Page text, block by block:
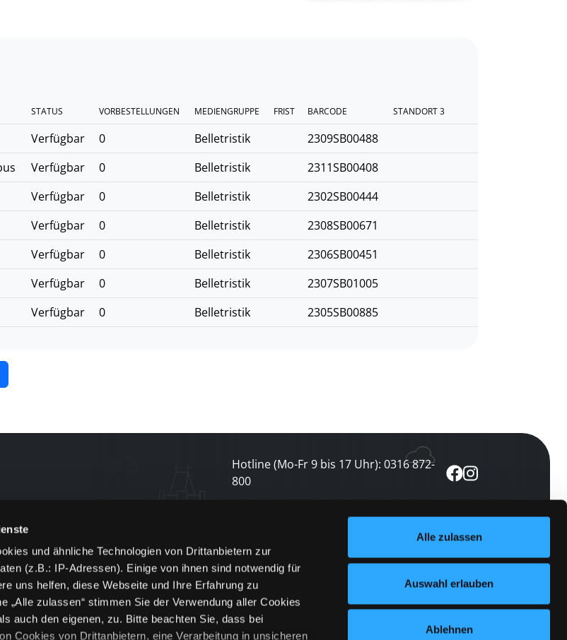
und ähnliche Technologien von Drittanbietern zur
(z.B.: IP-Adressen). Einige von ihnen sind notwendig für
uns helfen, diese Webseite und Ihre Erfahrung zu
„Alle zulassen“ stimmen Sie der Verwendung aller Cookies
auch den eigenen, zu. Bitte beachten Sie, dass bei
Cookies von Drittanbietern, eine Verarbeitung in unsicheren
Alle zulassen
Auswahl erlauben
Ablehnen
STATUS VORBESTELLUNGEN MEDIENGRUPPE FRIST BARCODE STANDORT 3
Verfügbar 0 Belletristik
2309SB00488
Verfügbar 0 Belletristik
2311SB00408
Verfügbar 0 Belletristik
2302SB00444
Verfügbar 0 Belletristik
2308SB00671
Verfügbar 0 Belletristik
2306SB00451
Verfügbar 0 Belletristik
2307SB01005
Verfügbar 0 Belletristik 2305SB00885
Hotline (Mo-Fr 9 bis 17 Uhr): 0316 872-
800
Newsletter abonnieren
und keine Veranstaltung verpassen
jetzt abonnieren